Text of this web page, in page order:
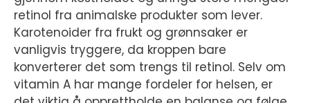
retinol fra animalske produkter som lever.
Karotenoider fra frukt og grønnsaker er
vanligvis tryggere, da kroppen bare
konverterer det som trengs til retinol. Selv om
vitamin A har mange fordeler for helsen, er